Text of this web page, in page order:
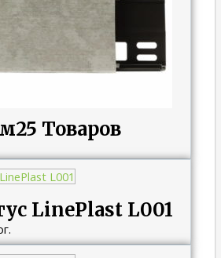
25 Товаров
LinePlast L001